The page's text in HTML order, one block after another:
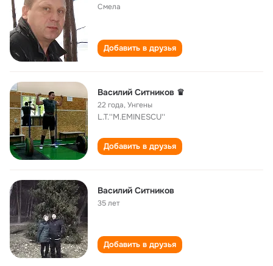
Смела
Добавить в друзья
Василий Ситников ♛
22 года,Унгены
L.T.''M.EMINESCU''
Добавить в друзья
Василий Ситников
35 лет
Добавить в друзья